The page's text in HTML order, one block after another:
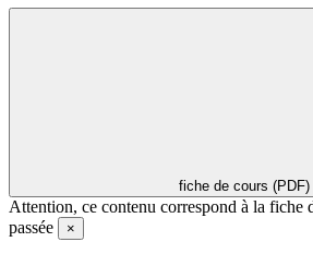
fiche de cours (PDF)
Attention, ce contenu correspond à la fiche
passée
×